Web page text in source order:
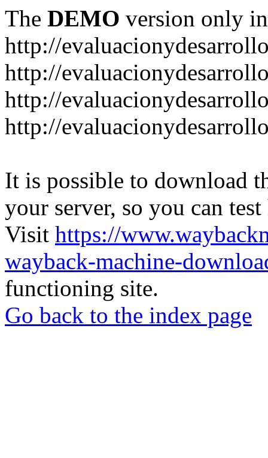
The DEMO version only
http://
http://
http://
http://
It is possible to download
your server, so you can
Visit https://
wayback-machine-
functioning site.
Go back to the index page